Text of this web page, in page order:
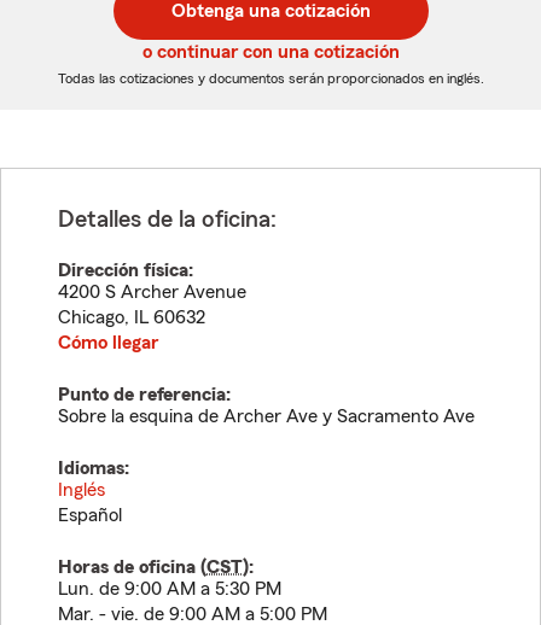
de
5
dígitos
de
5
dígitos
Obtenga una cotización
o continuar con una cotización
Todas las cotizaciones y documentos serán proporcionados en inglés.
Detalles de la oficina:
Dirección física:
4200 S Archer Avenue
Chicago, IL 60632
Cómo llegar
Punto de referencia:
Sobre la esquina de Archer Ave y Sacramento Ave
Idiomas:
Inglés
Español
Horas de oficina (CST):
Lun. de 9:00 AM a 5:30 PM
Mar. - vie. de 9:00 AM a 5:00 PM